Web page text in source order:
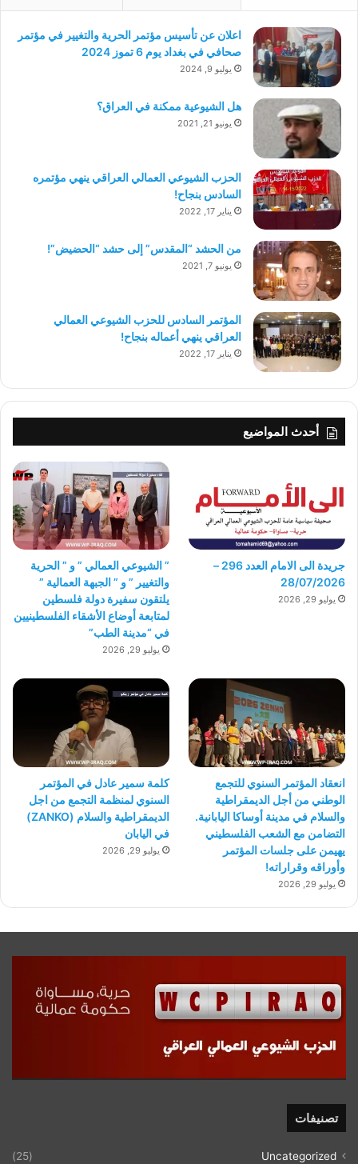
اعلان عن تأسيس مؤتمر الحرية والتغيير في مؤتمر
صحافي في بغداد يوم 6 تموز 2024
يوليو 9, 2024
هل الشيوعية ممكنة في العراق؟
يونيو 21, 2021
الحزب الشيوعي العمالي العراقي ينهي مؤتمره
السادس بنجاح!
يناير 17, 2022
من الحشد “المقدس” إلى حشد “الحضيض”!
يونيو 7, 2021
المؤتمر السادس للحزب الشيوعي العمالي
العراقي ينهي أعماله بنجاح!
يناير 17, 2022
أحدث المواضيع
جريدة الى الامام العدد 296 –
28/07/2026
يوليو 29, 2026
” الشيوعي العمالي ” و ” الحرية
والتغيير ” و ” الجبهة العمالية ”
يلتقون سفيرة دولة فلسطين
لمتابعة أوضاع الأشقاء الفلسطينيين
في “مدينة الطب”
يوليو 29, 2026
انعقاد المؤتمر السنوي للتجمع
الوطني من أجل الديمقراطية
والسلام في مدينة أوساكا اليابانية.
التضامن مع الشعب الفلسطيني
يهيمن على جلسات المؤتمر
وأوراقه وقراراته!
يوليو 29, 2026
كلمة سمير عادل في المؤتمر
السنوي لمنظمة التجمع من اجل
الديمقراطية والسلام (ZANKO)
في اليابان
يوليو 29, 2026
تصنيفات
Uncategorized
(25)